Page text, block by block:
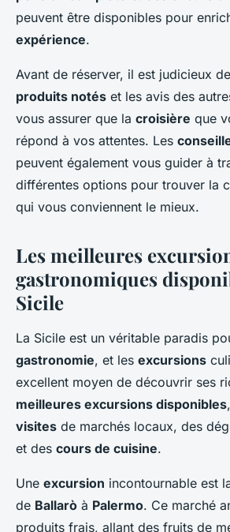
peuvent être disponibles pour
expérience.
Avant de réserver, il est judicieux
produits notés et les avis des
vous assurer que la croisière que
répond à vos attentes. Les
peuvent également vous guider à
différentes options pour trouver la
qui vous conviennent le mieux.
Les meilleures
gastronomiques
Sicile
La Sicile est un véritable paradis
gastronomie, et les excursions
excellent moyen de découvrir ses
meilleures excursions disponibles
visites de marchés locaux, des
et des cours de cuisine.
Une excursion incontournable est
de Ballarò à Palermo. Ce marché
produits frais, allant des fruits de